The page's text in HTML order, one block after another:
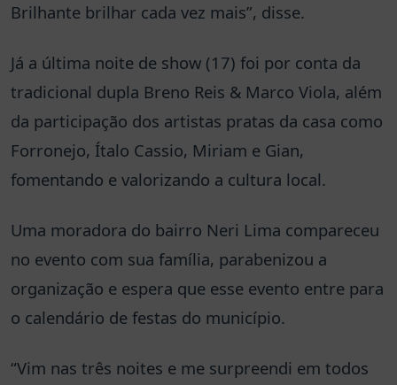
Brilhante brilhar cada vez mais”, disse.
Já a última noite de show (17) foi por conta da
tradicional dupla Breno Reis & Marco Viola, além
da participação dos artistas pratas da casa como
Forronejo, Ítalo Cassio, Miriam e Gian,
fomentando e valorizando a cultura local.
Uma moradora do bairro Neri Lima compareceu
no evento com sua família, parabenizou a
organização e espera que esse evento entre para
o calendário de festas do município.
“Vim nas três noites e me surpreendi em todos